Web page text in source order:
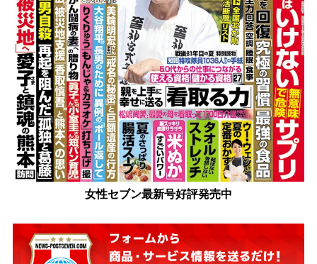
女性セブン最新号好評発売中